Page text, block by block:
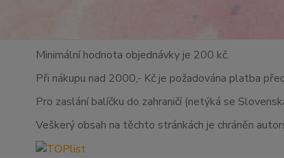
Minimální hodnota objednávky je 200 kč.
Při nákupu nad 2000,- Kč je požadována platba
Pro zaslání balíčku do zahraničí (netýká se
Veškerý obsah na těchto stránkách je chráněn